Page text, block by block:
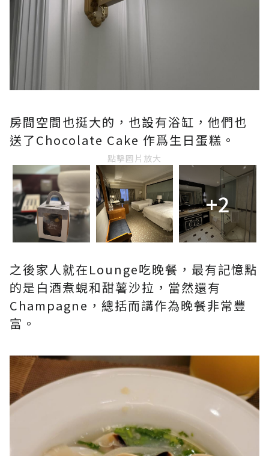
房間空間也挺大的，也設有浴缸，他們也
送了Chocolate Cake 作爲生日蛋糕。
點擊圖片放大
+2
之後家人就在Lounge吃晚餐，最有記憶點
的是白酒煮蜆和甜薯沙拉，當然還有
Champagne，總括而講作為晚餐非常豐
富。